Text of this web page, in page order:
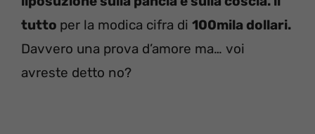
tutto per la modica cifra di 100mila dollari.
Davvero una prova d’amore ma… voi
avreste detto no?